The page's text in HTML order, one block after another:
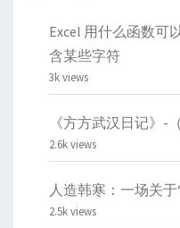
Excel 用什么函数可
含某些字符
3k views
《方方武汉日记》-（
2.6k views
人造韩寒：一场关
2.5k views